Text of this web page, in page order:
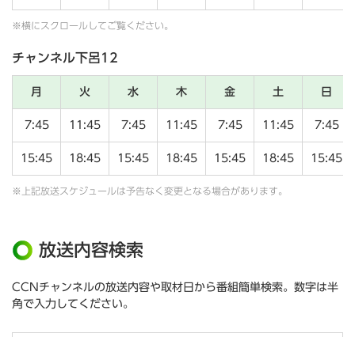
※横にスクロールしてご覧ください。
チャンネル下呂12
月 火 水 木 金 土 日
7:45 11:45 7:45 11:45 7:45 11:45 7:45
15:45 18:45 15:45 18:45 15:45 18:45 15:45
※上記放送スケジュールは予告なく変更となる場合があります。
放送内容検索
CCNチャンネルの放送内容や取材日から番組簡単検索。数字は半
角で入力してください。